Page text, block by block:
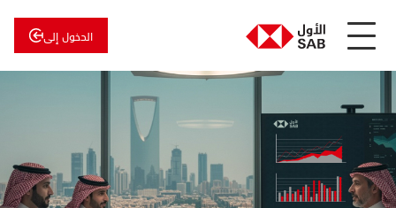
الدخول إلى
الأول
للاستثمار